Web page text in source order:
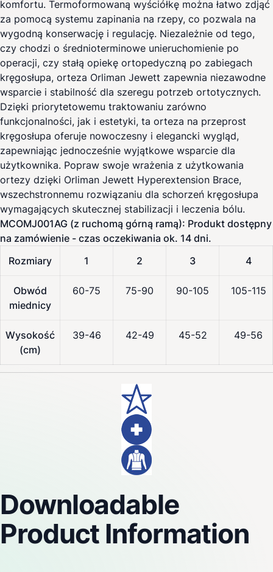
komfortu. Termoformowaną wyściółkę można łatwo zdjąć
za pomocą systemu zapinania na rzepy, co pozwala na
wygodną konserwację i regulację. Niezależnie od tego,
czy chodzi o średnioterminowe unieruchomienie po
operacji, czy stałą opiekę ortopedyczną po zabiegach
kręgosłupa, orteza Orliman Jewett zapewnia niezawodne
wsparcie i stabilność dla szeregu potrzeb ortotycznych.
Dzięki priorytetowemu traktowaniu zarówno
funkcjonalności, jak i estetyki, ta orteza na przeprost
kręgosłupa oferuje nowoczesny i elegancki wygląd,
zapewniając jednocześnie wyjątkowe wsparcie dla
użytkownika. Popraw swoje wrażenia z użytkowania
ortezy dzięki Orliman Jewett Hyperextension Brace,
wszechstronnemu rozwiązaniu dla schorzeń kręgosłupa
wymagających skutecznej stabilizacji i leczenia bólu.
MCOMJ001AG (z ruchomą górną ramą): Produkt dostępny
na zamówienie - czas oczekiwania ok. 14 dni.
Rozmiary
1 2 3 4
Obwód
miednicy
60-75 75-90 90-105 105-115
Wysokość
(cm)
39-46 42-49 45-52 49-56
Downloadable
Product Information